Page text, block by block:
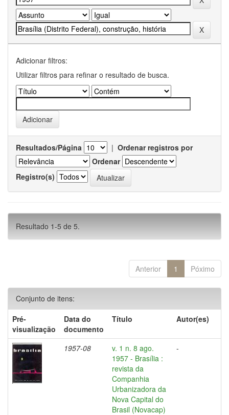
Adicionar filtros:
Utilizar filtros para refinar o resultado de busca.
Resultados/Página | Ordenar registros por
Ordenar
Registro(s)
Resultado 1-5 de 5.
Anterior 1 Póximo
Conjunto de itens:
Pré-
visualização
Data do
documento
Título Autor(es)
1957-08
v. 1 n. 8 ago.
1957 - Brasília :
revista da
Companhia
Urbanizadora da
Nova Capital do
Brasil (Novacap)
-